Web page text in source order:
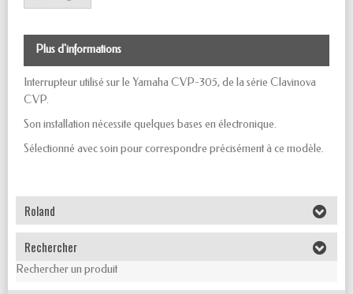
Plus d'informations
Interrupteur utilisé sur le Yamaha CVP-305, de la série Clavinova
CVP.
Son installation nécessite quelques bases en électronique.
Sélectionné avec soin pour correspondre précisément à ce modèle.
Roland
Rechercher
Rechercher un produit